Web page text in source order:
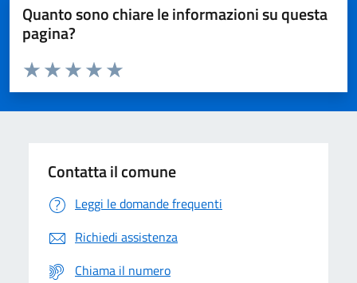
Quanto sono chiare le informazioni su questa
pagina?
Domanda
Valuta da 1 a 5 stelle la pagina
Valuta 5 stelle su 5
Valuta 4 stelle su 5
Valuta 3 stelle su 5
Valuta 2 stelle su 5
Valuta 1 stelle su 5
Contatta il comune
Leggi le domande frequenti
Richiedi assistenza
Chiama il numero